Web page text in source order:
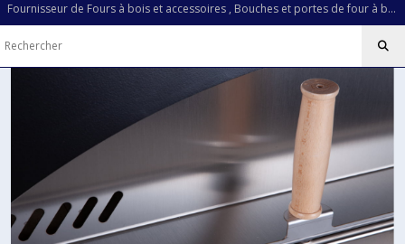
Fournisseur de Fours à bois et accessoires , Bouches et portes de four à bois...Pièces détachées LOISELET depuis plus de 30 ans
Fours
a
bois
four
GRAND
MÈRE
(5)